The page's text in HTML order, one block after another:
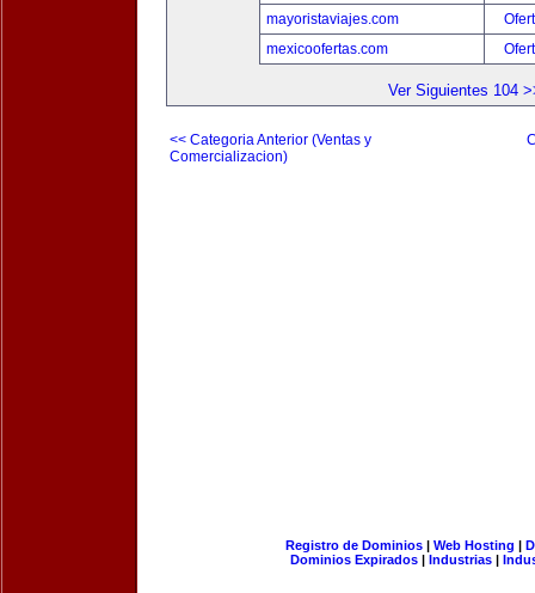
mayoristaviajes.com
mexicoofertas.com
Ver Siguientes 104
<< Categoria Anterior (Ventas y
Comercializacion)
Registro de Dominios| Web Hosting |
Dominios Expirados | Industrias |